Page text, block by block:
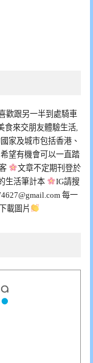
歡跟另一半到處騎車
食來交朋友體驗生活,
家及城市包括香港、
望有機會可以一直踏
文章不定期刊登於
生活筆計本
IG請搜
每一
載圖片